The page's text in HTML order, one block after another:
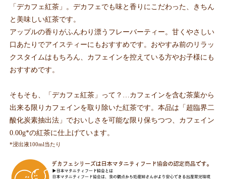
「デカフェ紅茶」。デカフェでも味と香りにこだわった、きちん
と美味しい紅茶です。
アップルの香りがふんわり漂うフレーバーティー。甘くやさしい
口あたりでアイスティーにもおすすめです。おやすみ前のリラッ
クスタイムはもちろん、カフェインを控えている方やお子様にも
おすすめです。
そもそも、「デカフェ紅茶」って？…カフェインを含む茶葉から
出来る限りカフェインを取り除いた紅茶です。本品は「超臨界二
酸化炭素抽出法」でおいしさを可能な限り保ちつつ、カフェイン
0.00g*の紅茶に仕上げています。
*浸出液100ml当たり